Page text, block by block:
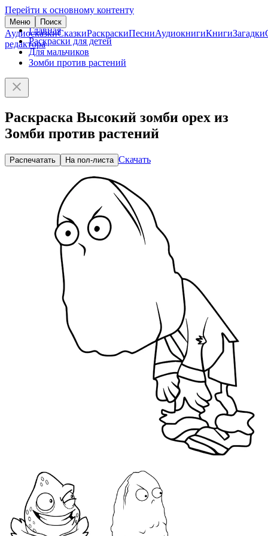
Перейти к основному контенту
Меню Поиск
АудиосказкиСказкиРаскраскиПесниАудиокнигиКнигиЗагадки
редактора
Главная
Раскраски для детей
Для мальчиков
Зомби против растений
Раскраска Высокий зомби орех из
Зомби против растений
Распечатать На пол-листа Скачать